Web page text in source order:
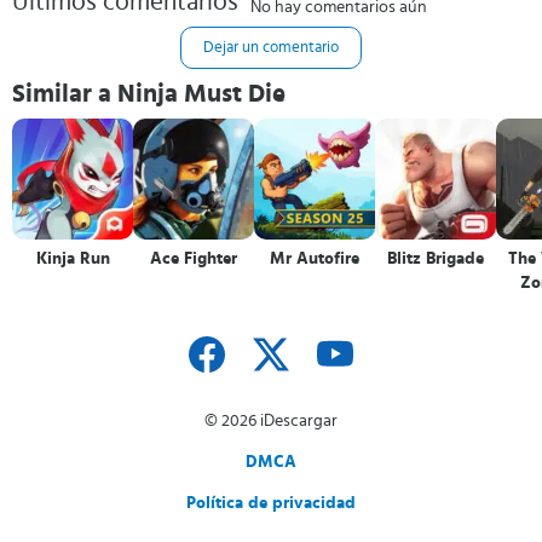
No hay comentarios aún
Dejar un comentario
Similar a Ninja Must Die
Kinja Run Ace Fighter Mr Autofire Blitz Brigade
The
© 2026 iDescargar
DMCA
Política de privacidad